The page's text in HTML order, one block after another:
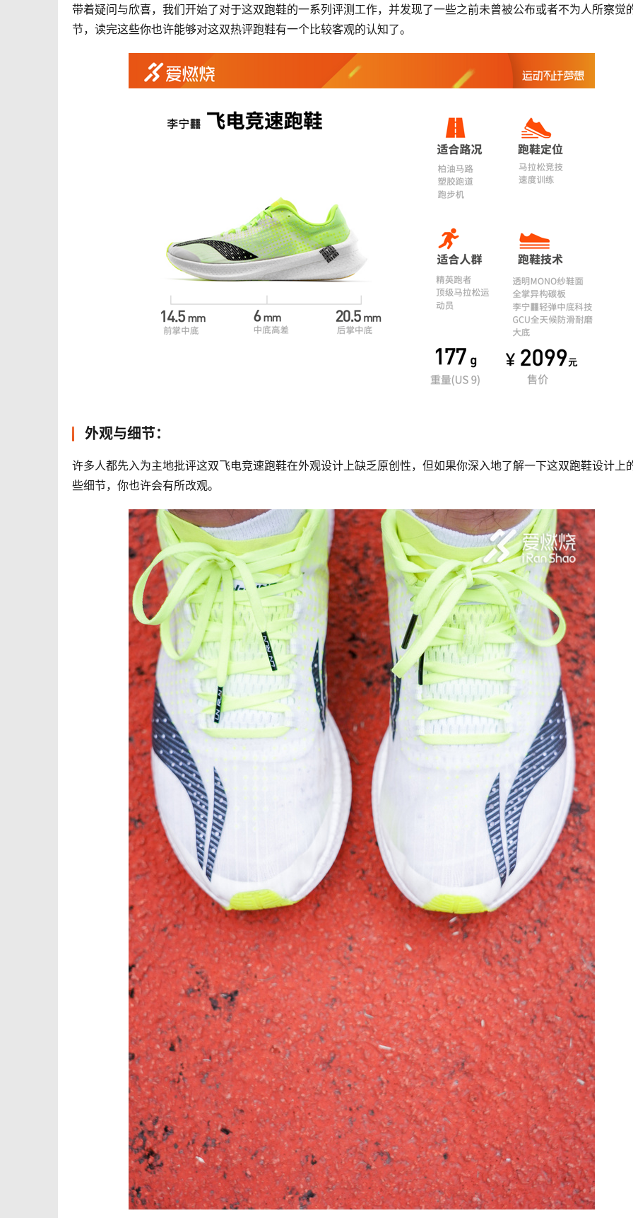
带着疑问与欣喜，我们开始了对于这双跑鞋的一系列评测工作，并发现了一些之前未曾被公布或者不为人所察觉
节，读完这些你也许能够对这双热评跑鞋有一个比较客观的认知了。
外观与细节：
许多人都先入为主地批评这双飞电竞速跑鞋在外观设计上缺乏原创性，但如果你深入地了解一下这双跑鞋设计上
些细节，你也许会有所改观。